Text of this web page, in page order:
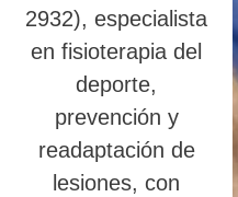
2932), especialista
en fisioterapia del
deporte,
prevención y
readaptación de
lesiones, con